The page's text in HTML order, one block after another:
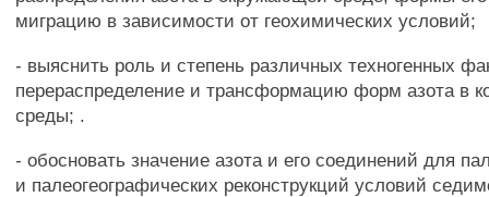
миграцию в зависимости от геохимических условий;
- выяснить роль и степень различных техногенных
перераспределение и трансформацию форм азота в
среды; .
- обосновать значение азота и его соединений для
и палеогеографических реконструкций условий